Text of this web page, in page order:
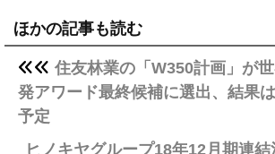
ほかの記事も読む
住友林業の「W350計画」が
発アワード最終候補に選出、結果
予定
ヒノキヤグループ18年12月期連